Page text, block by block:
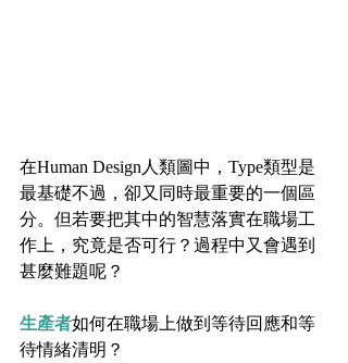
在Human Design人類圖中，Type類型是
最基礎不過，卻又同時最重要的一個區
分。但若要把其中的智慧落實在職場工
作上，究竟是否可行？過程中又會遇到
甚麼難題呢？
生產者如何在職場上做到等待回應和等
待情緒清明？